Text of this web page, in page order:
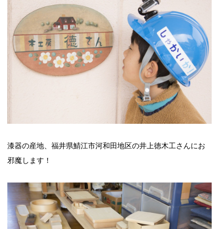
漆器の産地、福井県鯖江市河和田地区の井上徳木工さんにお
邪魔します！